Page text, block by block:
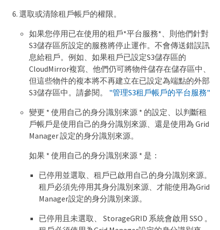
選取或清除租戶帳戶的權限。
如果您停用已在使用的租戶*平台服務*、則他們針對
S3儲存區所設定的服務將停止運作。不會傳送錯誤訊
息給租戶。例如、如果租戶已設定S3儲存區的
CloudMirror複寫、他們仍可將物件儲存在儲存區中、
但這些物件的複本將不再建立在已設定為端點的外部
S3儲存區中。請參閱。 "管理S3租戶帳戶的平台服務"
變更 * 使用自己的身分識別來源 * 的設定、以判斷租
戶帳戶是使用自己的身分識別來源、還是使用為 Grid
Manager 設定的身分識別來源。
如果 * 使用自己的身分識別來源 * 是：
已停用並選取、租戶已啟用自己的身分識別來源。
租戶必須先停用其身分識別來源、才能使用為Grid
Manager設定的身分識別來源。
已停用且未選取、 StorageGRID 系統會啟用 SSO 。